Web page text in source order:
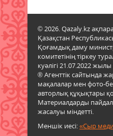
09 тамыз 2026 ж.
Синоптиктер
Қазақстанда
жетеді
09 тамыз 2026 ж.
Құрметті зейнет
шығарып салды
© 2026. Qazaly.kz
Қазақстан
Қоғамдық даму
комитетінің тіркеу
куәлігі 21.07.2022 жылы
® Агенттік сайтында
мақалалар мен фото-
авторлық құқықтары
Материалдарды
жасалуы міндетті.
Меншік иесі:«Сыр